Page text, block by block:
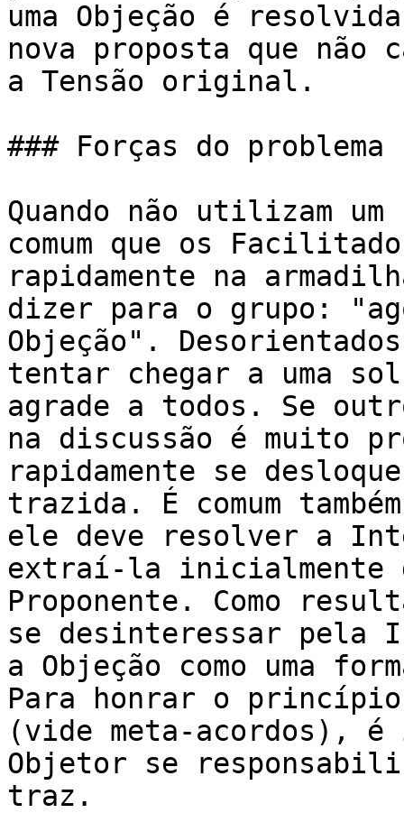
uma Objeção é
nova proposta que não
a Tensão original.
### Forças do problema
Quando não utilizam
comum que os
rapidamente na
dizer para o grupo:
Objeção".
tentar chegar a uma
agrade a todos. Se
na discussão é muito
rapidamente se
trazida. É comum
ele deve resolver a
extraí-la inicialmente
Proponente. Como
se desinteressar pela
a Objeção como uma
Para honrar o
(vide meta-acordos), é
Objetor se
traz.